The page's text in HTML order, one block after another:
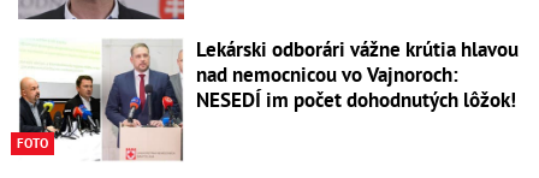
FOTO
Lekárski odborári vážne krútia hlavou
nad nemocnicou vo Vajnoroch:
NESEDÍ im počet dohodnutých lôžok!